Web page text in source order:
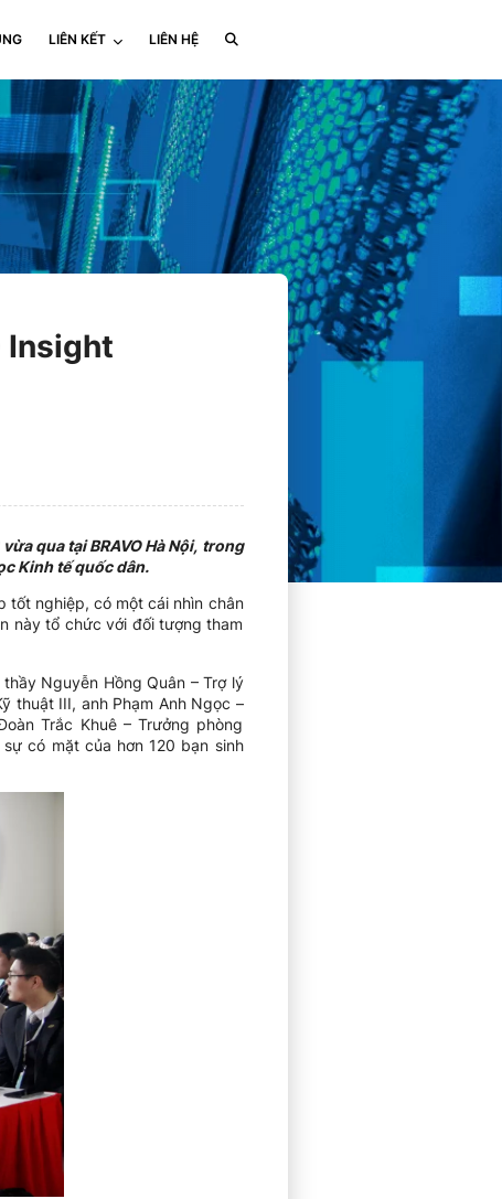
LIÊN KẾT LIÊN HỆ
Insight
qua tại BRAVO Hà Nội, trong
Kinh tế quốc dân.
tốt nghiệp, có một cái nhìn chân
này tổ chức với đối tượng tham
Nguyễn Hồng Quân – Trợ lý
thuật III, anh Phạm Anh Ngọc –
Trắc Khuê – Trưởng phòng
có mặt của hơn 120 bạn sinh